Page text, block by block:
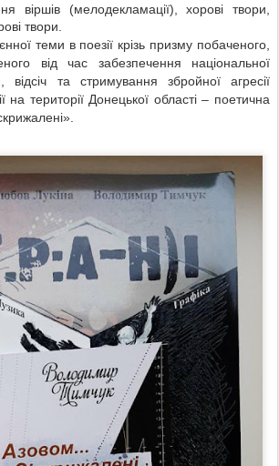
віршів (мелодекламації), хорові твори,
твори.
теми в поезії крізь призму побаченого,
від час забезпечення національної
та стримування збройної агресії
на території Донецької області – поетична